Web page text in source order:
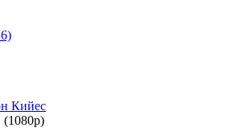
Кийес